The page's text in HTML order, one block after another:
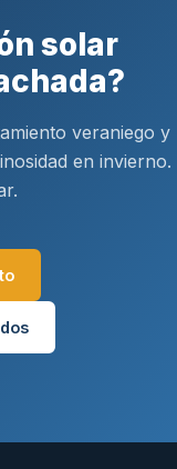
solar
veraniego y
en invierno.